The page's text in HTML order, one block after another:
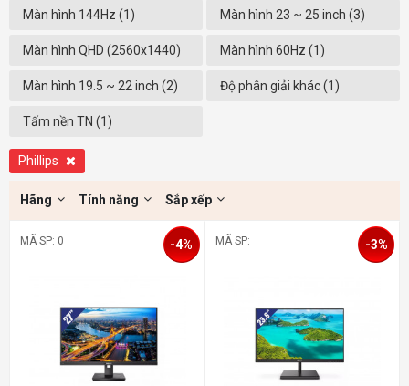
Màn hình 144Hz (1) Màn hình 23 ~ 25 inch (3)
Màn hình QHD (2560x1440)
(2)
Màn hình 60Hz (1)
Màn hình 19.5 ~ 22 inch (2) Độ phân giải khác (1)
Tấm nền TN (1)
Phillips
Hãng Tính năng Sắp xếp
MÃ SP: 0 -4% MÃ SP: -3%